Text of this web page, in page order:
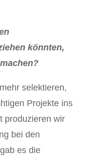
könnten,
selektieren,
Projekte ins
produzieren wir
bei den
es die